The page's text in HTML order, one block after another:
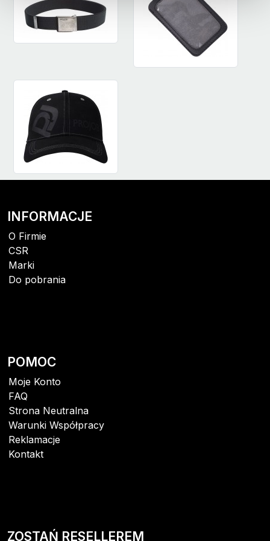
INFORMACJE
O Firmie
CSR
Marki
Do pobrania
POMOC
Moje Konto
FAQ
Strona Neutralna
Warunki Współpracy
Reklamacje
Kontakt
ZOSTAŃ RESELLEREM